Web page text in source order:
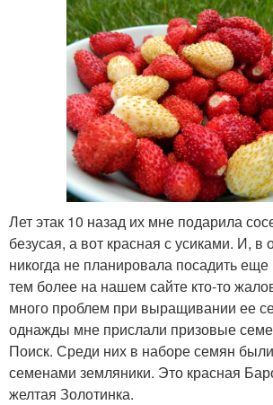
Лет этак 10 назад их мне подарила
безусая, а вот красная с усиками. И, в
никогда не планировала посадить еще
тем более на нашем сайте кто-то
много проблем при выращивании ее
однажды мне прислали призовые
Поиск. Среди них в наборе семян
семенами земляники. Это красная
желтая Золотинка.